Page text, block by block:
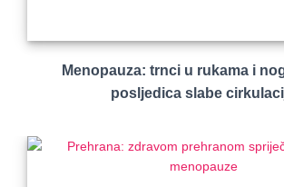
Menopauza: trnci u rukama i
posljedica slabe